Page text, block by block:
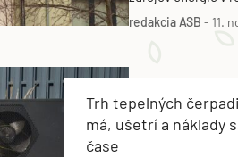
redakcia ASB - 11.
Trh tepelných
má, ušetrí a náklady
čase